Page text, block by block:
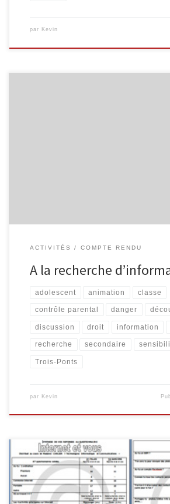
par Kevin
ACTIVITÉS COMPTE RENDU
A la recherche
adolescent animation classe
contrôle parental danger
discussion droit information
recherche secondaire
Trois-Ponts
par Kevin
Animation : Internet et vous Cette animation